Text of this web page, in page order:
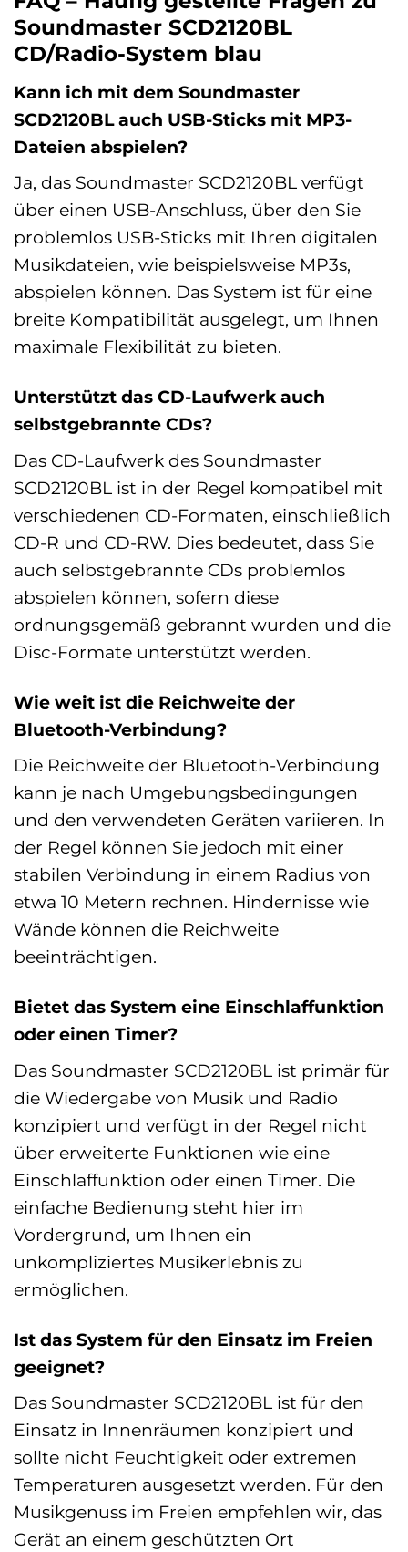
Soundmaster SCD2120BL
CD/Radio-System blau
Kann ich mit dem Soundmaster
SCD2120BL auch USB-Sticks mit MP3-
Dateien abspielen?
Ja, das Soundmaster SCD2120BL verfügt
über einen USB-Anschluss, über den Sie
problemlos USB-Sticks mit Ihren digitalen
Musikdateien, wie beispielsweise MP3s,
abspielen können. Das System ist für eine
breite Kompatibilität ausgelegt, um Ihnen
maximale Flexibilität zu bieten.
Unterstützt das CD-Laufwerk auch
selbstgebrannte CDs?
Das CD-Laufwerk des Soundmaster
SCD2120BL ist in der Regel kompatibel mit
verschiedenen CD-Formaten, einschließlich
CD-R und CD-RW. Dies bedeutet, dass Sie
auch selbstgebrannte CDs problemlos
abspielen können, sofern diese
ordnungsgemäß gebrannt wurden und die
Disc-Formate unterstützt werden.
Wie weit ist die Reichweite der
Bluetooth-Verbindung?
Die Reichweite der Bluetooth-Verbindung
kann je nach Umgebungsbedingungen
und den verwendeten Geräten variieren. In
der Regel können Sie jedoch mit einer
stabilen Verbindung in einem Radius von
etwa 10 Metern rechnen. Hindernisse wie
Wände können die Reichweite
beeinträchtigen.
Bietet das System eine Einschlaffunktion
oder einen Timer?
Das Soundmaster SCD2120BL ist primär für
die Wiedergabe von Musik und Radio
konzipiert und verfügt in der Regel nicht
über erweiterte Funktionen wie eine
Einschlaffunktion oder einen Timer. Die
einfache Bedienung steht hier im
Vordergrund, um Ihnen ein
unkompliziertes Musikerlebnis zu
ermöglichen.
Ist das System für den Einsatz im Freien
geeignet?
Das Soundmaster SCD2120BL ist für den
Einsatz in Innenräumen konzipiert und
sollte nicht Feuchtigkeit oder extremen
Temperaturen ausgesetzt werden. Für den
Musikgenuss im Freien empfehlen wir, das
Gerät an einem geschützten Ort